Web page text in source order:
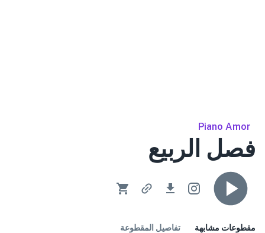
Piano Amor
فصل الربيع
مقطوعات مشابهة تفاصيل المقطوعة